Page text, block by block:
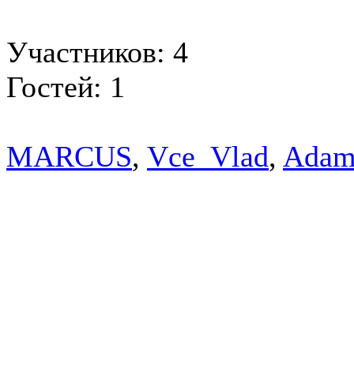
Участников: 4
Гостей: 1
MARCUS, Vce_Vlad,